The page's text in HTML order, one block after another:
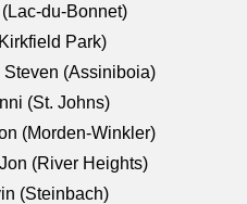
du-Bonnet)
Park)
(Assiniboia)
(St. Johns)
(Morden-Winkler)
(River Heights)
(Steinbach)